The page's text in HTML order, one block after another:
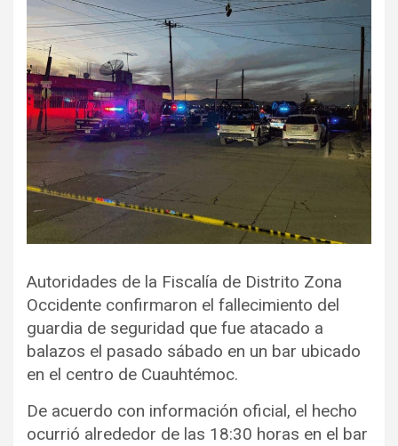
Autoridades de la Fiscalía de Distrito Zona
Occidente confirmaron el fallecimiento del
guardia de seguridad que fue atacado a
balazos el pasado sábado en un bar ubicado
en el centro de Cuauhtémoc.
De acuerdo con información oficial, el hecho
ocurrió alrededor de las 18:30 horas en el bar